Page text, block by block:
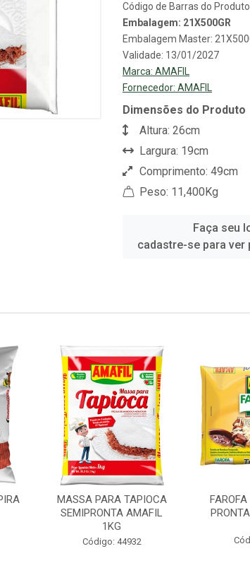
Código de Barras do
Embalagem: 21X500GR
Embalagem Master:
Validade: 13/01/2027
Marca: AMAFIL
Fornecedor: AMAFIL
Dimensões do Produto
Altura: 26cm
Largura: 19cm
Comprimento: 49cm
Peso: 11,400Kg
Faça seu
cadastre-se para
MASSA PARA TAPIOCA
SEMIPRONTA AMAFIL
1KG
Código: 44932